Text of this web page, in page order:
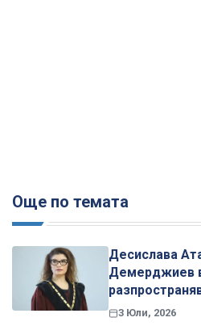
Още по темата
Десислава
Демерджиев
3 Юли, 2026